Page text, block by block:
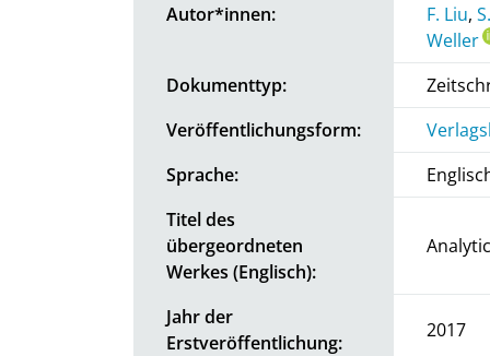
Autor*innen: F. Liu,
Weller
Dokumenttyp:
Veröffentlichungsform:
Sprache:
Titel des
übergeordneten
Werkes (Englisch):
Jahr der
Erstveröffentlichung:
2017